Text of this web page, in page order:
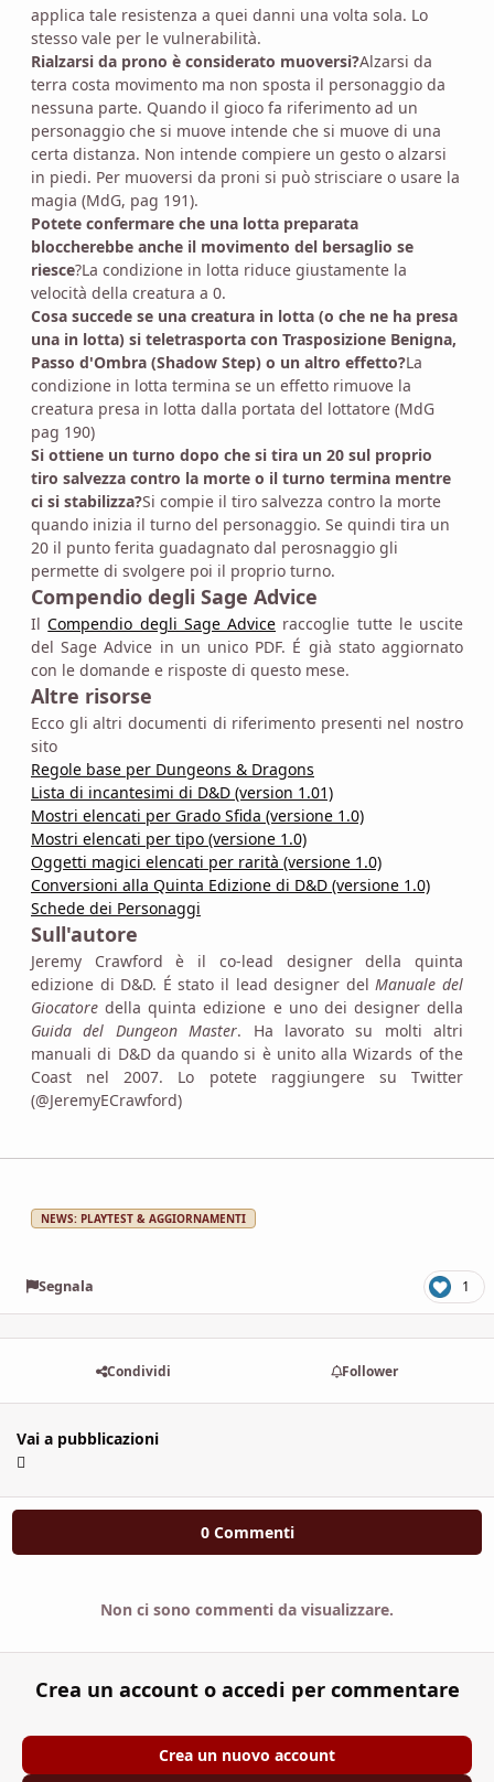
applica tale resistenza a quei danni una volta sola. Lo
stesso vale per le vulnerabilità.
Rialzarsi da prono è considerato muoversi?Alzarsi da
terra costa movimento ma non sposta il personaggio da
nessuna parte. Quando il gioco fa riferimento ad un
personaggio che si muove intende che si muove di una
certa distanza. Non intende compiere un gesto o alzarsi
in piedi. Per muoversi da proni si può strisciare o usare la
magia (MdG, pag 191).
Potete confermare che una lotta preparata
bloccherebbe anche il movimento del bersaglio se
riesce?La condizione in lotta riduce giustamente la
velocità della creatura a 0.
Cosa succede se una creatura in lotta (o che ne ha presa
una in lotta) si teletrasporta con Trasposizione Benigna,
Passo d'Ombra (Shadow Step) o un altro effetto?La
condizione in lotta termina se un effetto rimuove la
creatura presa in lotta dalla portata del lottatore (MdG
pag 190)
Si ottiene un turno dopo che si tira un 20 sul proprio
tiro salvezza contro la morte o il turno termina mentre
ci si stabilizza?Si compie il tiro salvezza contro la morte
quando inizia il turno del personaggio. Se quindi tira un
20 il punto ferita guadagnato dal perosnaggio gli
permette di svolgere poi il proprio turno.
Compendio degli Sage Advice
IlCompendio degli Sage Advice raccoglie tutte le uscite
del Sage Advice in un unico PDF. É già stato aggiornato
con le domande e risposte di questo mese.
Altre risorse
Ecco gli altri documenti di riferimento presenti nel nostro
sito
Regole base per Dungeons & Dragons
Lista di incantesimi di D&D (version 1.01)
Mostri elencati per Grado Sfida (versione 1.0)
Mostri elencati per tipo (versione 1.0)
Oggetti magici elencati per rarità (versione 1.0)
Conversioni alla Quinta Edizione di D&D (versione 1.0)
Schede dei Personaggi
Sull'autore
Jeremy Crawford è il co-lead designer della quinta
edizione di D&D. É stato il lead designer delManuale del
Giocatore della quinta edizione e uno dei designer della
Guida del Dungeon Master. Ha lavorato su molti altri
manuali di D&D da quando si è unito alla Wizards of the
Coast nel 2007. Lo potete raggiungere su Twitter
(@JeremyECrawford)
NEWS: PLAYTEST & AGGIORNAMENTI
Segnala 1
Condividi Follower
Vai a pubblicazioni
0 Commenti
Non ci sono commenti da visualizzare.
Crea un account o accedi per commentare
Crea un nuovo account